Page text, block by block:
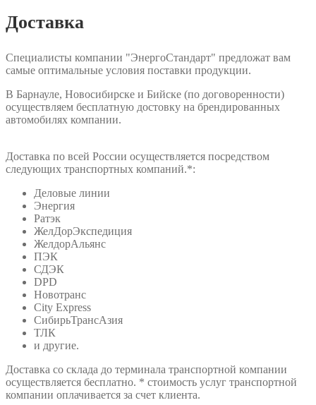
Доставка
Специалисты компании "ЭнергоСтандарт" предложат вам
самые оптимальные условия поставки продукции.
В Барнауле, Новосибирске и Бийске (по договоренности)
осуществляем бесплатную достовку на брендированных
автомобилях компании.
Доставка по всей России осуществляется посредством
следующих транспортных компаний.*:
Деловые линии
Энергия
Ратэк
ЖелДорЭкспедиция
ЖелдорАльянс
ПЭК
СДЭК
DPD
Новотранс
City Express
СибирьТрансАзия
ТЛК
и другие.
Доставка со склада до терминала транспортной компании
осуществляется бесплатно. * стоимость услуг транспортной
компании оплачивается за счет клиента.